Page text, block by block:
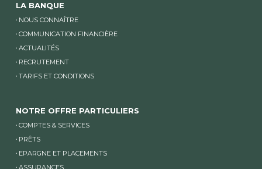
LA BANQUE
NOUS CONNAÎTRE
COMMUNICATION FINANCIÈRE
ACTUALITÉS
RECRUTEMENT
TARIFS ET CONDITIONS
NOTRE OFFRE PARTICULIERS
COMPTES & SERVICES
PRÊTS
EPARGNE ET PLACEMENTS
ASSURANCES